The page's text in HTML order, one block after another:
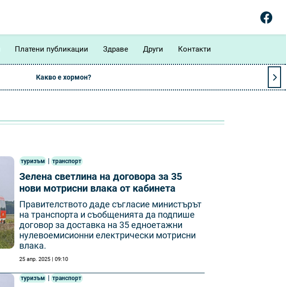
Платени публикации Здраве Други Контакти
Какво е хормон?
туризъм | транспорт
Зелена светлина на договора за 35
нови мотрисни влака от кабинета
Правителството даде съгласие министърът
на транспорта и съобщенията да подпише
договор за доставка на 35 едноетажни
нулевоемисионни електрически мотрисни
влака.
25 апр. 2025 | 09:10
туризъм | транспорт